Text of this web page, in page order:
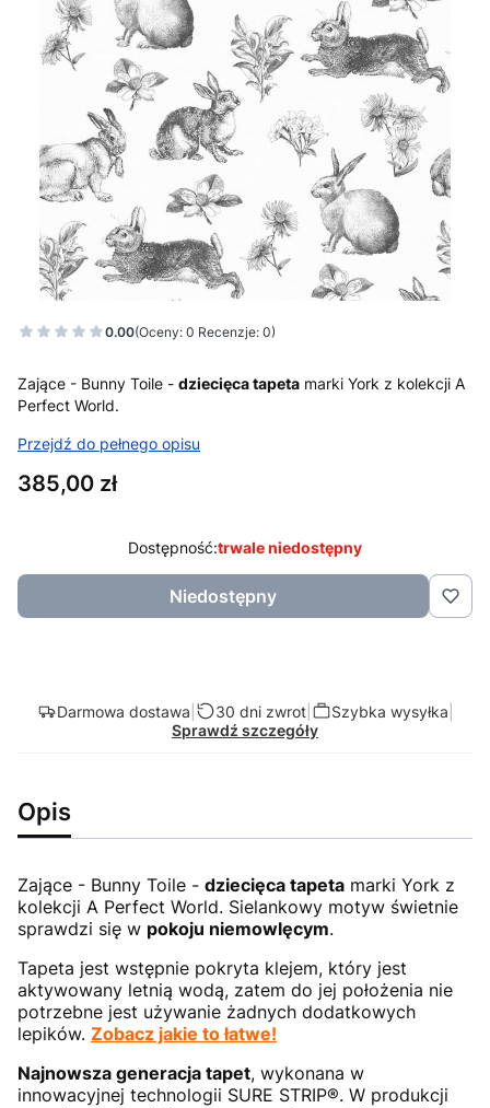
0.00(Oceny: 0 Recenzje: 0)
Zające - Bunny Toile - dziecięca tapeta marki York z kolekcji A
Perfect World.
Przejdź do pełnego opisu
Cena
385,00 zł
Dostępność:trwale niedostępny
Niedostępny
Darmowa dostawa 30 dni zwrot| Szybka wysyłka
Sprawdź szczegóły
Opis
Zające - Bunny Toile - dziecięca tapeta marki York z
kolekcji A Perfect World. Sielankowy motyw świetnie
sprawdzi się w pokoju niemowlęcym.
Tapeta jest wstępnie pokryta klejem, który jest
aktywowany letnią wodą, zatem do jej położenia nie
potrzebne jest używanie żadnych dodatkowych
lepików. Zobacz jakie to łatwe!
Najnowsza generacja tapet, wykonana w
innowacyjnej technologii SURE STRIP®. W produkcji